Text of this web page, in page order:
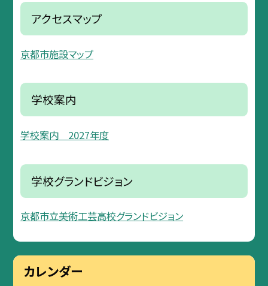
アクセスマップ
京都市施設マップ
学校案内
学校案内 2027年度
学校グランドビジョン
京都市立美術工芸高校グランドビジョン
カレンダー